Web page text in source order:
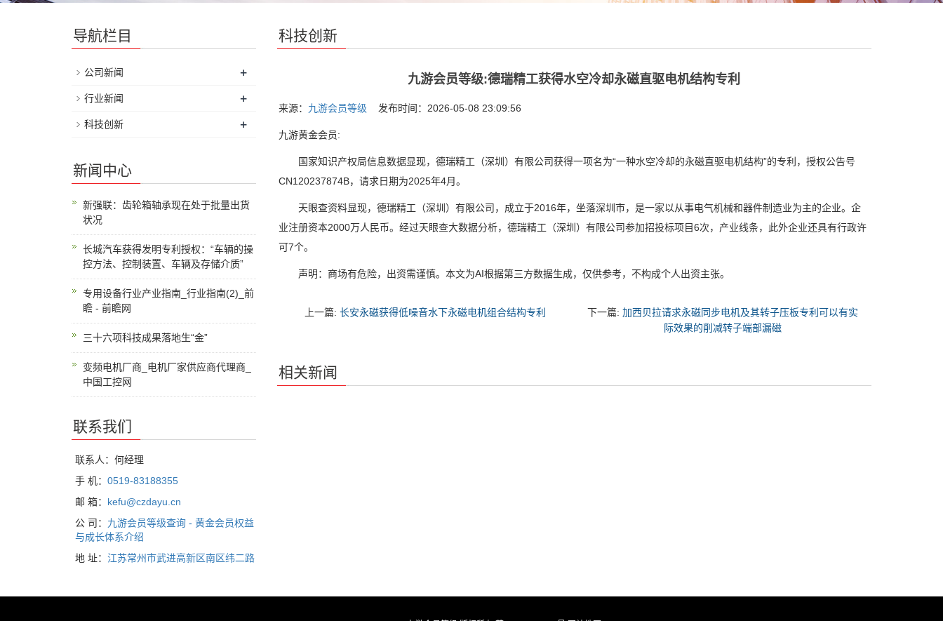
科技创新
九游会员等级:德瑞精工获得水空冷却永磁直驱电机结构专利
来源： 九游会员等级 发布时间：2026-05-08 23:09:56
九游黄金会员:
国家知识产权局信息数据显现，德瑞精工（深圳）有限公司获得一项名为“一种水空冷却的永磁直驱电机结构”的专利，授权公告号
CN120237874B，请求日期为2025年4月。
天眼查资料显现，德瑞精工（深圳）有限公司，成立于2016年，坐落深圳市，是一家以从事电气机械和器件制造业为主的企业。企
业注册资本2000万人民币。经过天眼查大数据分析，德瑞精工（深圳）有限公司参加招投标项目6次，产业线条，此外企业还具有行政许
可7个。
声明：商场有危险，出资需谨慎。本文为AI根据第三方数据生成，仅供参考，不构成个人出资主张。
上一篇:长安永磁获得低噪音水下永磁电机组合结构专利 下一篇:加西贝拉请求永磁同步电机及其转子压板专利可以有实
际效果的削减转子端部漏磁
相关新闻
导航栏目
公司新闻 +
行业新闻 +
科技创新 +
新闻中心
新强联：齿轮箱轴承现在处于批量出货
状况
长城汽车获得发明专利授权：“车辆的操
控方法、控制装置、车辆及存储介质”
专用设备行业产业指南_行业指南(2)_前
瞻 - 前瞻网
三十六项科技成果落地生“金”
变频电机厂商_电机厂家供应商代理商_
中国工控网
联系我们
联系人：何经理
手 机： 0519-83188355
邮 箱： kefu@czdayu.cn
公 司： 九游会员等级查询 - 黄金会员权益
与成长体系介绍
地 址： 江苏常州市武进高新区南区纬二路